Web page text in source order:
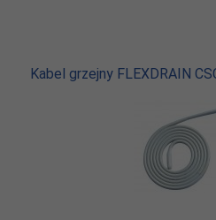
Kabel grzejny FLEXDRAIN